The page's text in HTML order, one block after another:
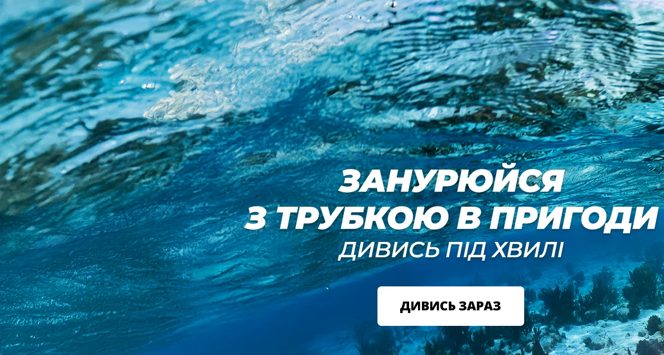
Sportano.ua - Ми дбаємо про вашу конфіденційність
Ми прагнемо надавати послуги на найвищому спортивному рівні. З цією метою ми використовуємо файли cookie та мобільні рекламні ідентифікатори, які забезпечують належне
функціонування сервісу, а після отримання Вашої згоди – також для аналітичних цілей та персоналізації реклами, тобто для відображення персоналізованого контенту та реклами, адаптованих
до Ваших інтересів, а також для вимірювання їхньої ефективності. Файли cookie та мобільні рекламні ідентифікатори можуть використовуватися як для персоналізованих, так і для
неперсоналізованих рекламних заходів - залежно від наданих Вами згод. Якщо Ви натиснете «Прийняти все», Ви надасте згоду на обробку ваших персональних даних компанією
SPORTANO.COM Sp. z o.o. та її Довіреними партнерами, у тому числі на персоналізацію реклами, що відображається на сайті та поза ним. Якщо Ви не хочете надавати згоду, хочете обмежити
її обсяг або відкликати вже надану згоду, перейдіть до «Налаштувань». У тій мірі, в якій файли cookie міститимуть Ваші персональні дані, підставою для їх обробки буде законний інтерес
адміністратора, що полягає у забезпеченні високого рівня надання послуг та маркетингових заходів адміністратора та його Довірених партнерів. Адміністратором ваших персональних даних є
Sportano.com Sp. z o.o. Контакт:gdpr@sportano.ua. Більше інформації Ви знайдете в нашійПолітиці конфіденційності та файлів cookie - Sportano.ua.
Прийняти все Налаштування
Налаштування
Коли Ви відвідуєте веб-сайт або використовуєте програму, інформація може збиратися або зберігатися (наприклад, за допомогою Вашого браузера). Оскільки ми хочемо залишити Вам
вирішувати, як Ви використовуєте наші послуги, Ви можете самостійно контролювати використання певних типів файлів cookie або подібних технологій. Натисніть на заголовки окремих
категорій, щоб дізнатися більше та змінити налаштування. Якщо ви відхилите певні файли cookie або подібні технології, це може призвести до відображення менш релевантного вмісту або до
недоступності певних функцій наших служб.
Розгорнути опис Згорнути опис Більше інформації
Підтвердити вибір
Прийняти все
Повернутися до налаштувань
Завантажте додаток на свій телефон та отримайте знижку 400 грн!
Пошук за товаром, категорією чи брендом
Доставка від 119 грн
30 днів на повернення
У вас за 4-7 робочих днів
Тільки оригінальна продукція
Sportano Club
4.70Trusted Shops
Детальніше про доставку
30 днів на повернення з моменту доставки.
У разі повернення замовлення митний збір не повертається.
Дізнайтеся, як здійснити повернення
Більшість товарів доставляється протягом 4-7 робочих днів. Доставка здійснюється з Польщі.